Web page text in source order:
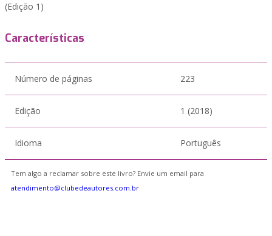
(Edição 1)
Características
Número de páginas 223
Edição 1 (2018)
Idioma Português
Tem algo a reclamar sobre este livro? Envie um email para
atendimento@clubedeautores.com.br